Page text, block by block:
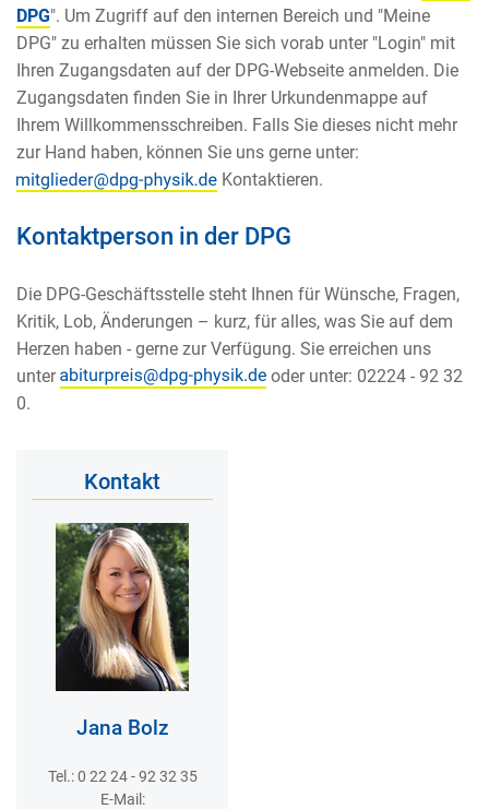
DPG". Um Zugriff auf den internen Bereich und "Meine
DPG" zu erhalten müssen Sie sich vorab unter "Login" mit
Ihren Zugangsdaten auf der DPG-Webseite anmelden. Die
Zugangsdaten finden Sie in Ihrer Urkundenmappe auf
Ihrem Willkommensschreiben. Falls Sie dieses nicht mehr
zur Hand haben, können Sie uns gerne unter:
Kontaktieren.
Kontaktperson in der DPG
Die DPG-Geschäftsstelle steht Ihnen für Wünsche, Fragen,
Kritik, Lob, Änderungen – kurz, für alles, was Sie auf dem
Herzen haben - gerne zur Verfügung. Sie erreichen uns
unter
oder unter: 02224 - 92 32
0.
Kontakt
Jana Bolz
Tel.: 0 22 24 - 92 32 35
E-Mail: